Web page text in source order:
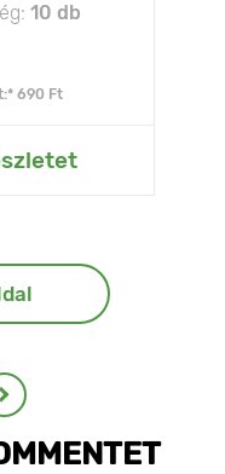
10 db
690 Ft